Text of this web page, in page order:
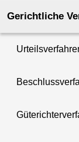
Gerichtliche